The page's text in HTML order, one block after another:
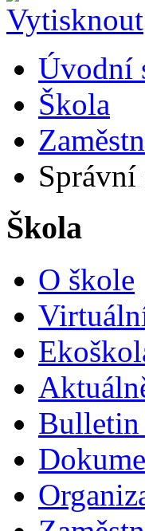
Úvodní
Škola
Správní
Škola
O škole
Bulletin